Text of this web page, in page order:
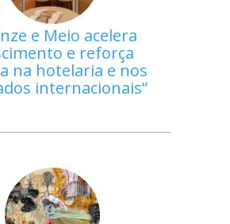
e Meio acelera
e reforça
na hotelaria e nos
internacionais